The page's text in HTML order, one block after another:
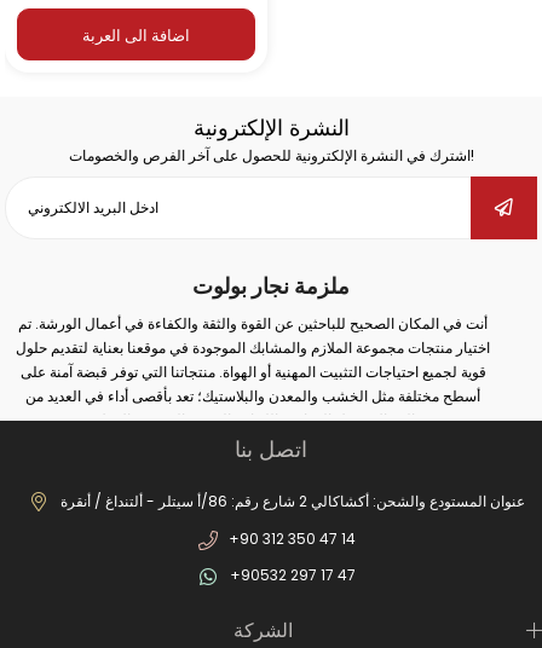
اضافة الى العربة
النشرة الإلكترونية
اشترك في النشرة الإلكترونية للحصول على آخر الفرص والخصومات!
ملزمة نجار بولوت
أنت في المكان الصحيح للباحثين عن القوة والثقة والكفاءة في أعمال الورشة. تم
اختيار منتجات مجموعة الملازم والمشابك الموجودة في موقعنا بعناية لتقديم حلول
قوية لجميع احتياجات التثبيت المهنية أو الهواة. منتجاتنا التي توفر قبضة آمنة على
أسطح مختلفة مثل الخشب والمعدن والبلاستيك؛ تعد بأقصى أداء في العديد من
المجالات مثل النجارة واللحام والثقب والتجميع والإصلاح.
سواء كنت تقوم بأعمال صناعية واسعة النطاق أو إصلاحات بسيطة في المنزل؛ يمكنك
منتجاتنا الواسعة من الملازم المطروقة إلى ملازم المثقاب، ومن ملازم السكك
الحديدية إلى ملازم صانع الغلايات، يمكنك العثور على بدائل مناسبة لكل مجال
استخدام. بفضل أنظمة الفتح والإغلاق السريعة، والحلول من نوع الخطاف، والهياكل
المصبوبة طويلة الأمد، وهياكل الفكوك غير القابلة للانزلاق، ستصبح أعمالك الآن أكثر
الأجزاء الثابتة بأمان في عمليات الإنتاج. العديد من المنتجات التفصيلية من السحابات
اتصل بنا
عنوان المستودع والشحن: أكشاكالي 2 شارع رقم: 86/أ سيتلر - ألتنداغ / أنقرة
+90 312 350 47 14
+90532 297 17 47
الشركة